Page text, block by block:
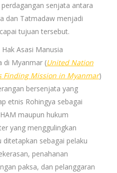
senjata antara
dan Tatmadaw menjadi
tujuan tersebut.
Asasi Manusia
di Myanmar (United Nation
Finding Mission in Myanmar)
bersenjata yang
etnis Rohingya sebagai
maupun hukum
yang menggulingkan
sebagai pelaku
penahanan
paksa, dan pelanggaran